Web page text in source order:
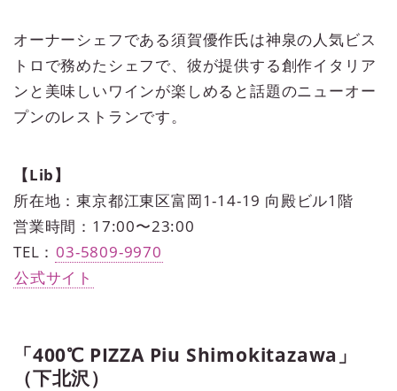
オーナーシェフである須賀優作氏は神泉の人気ビス
トロで務めたシェフで、彼が提供する創作イタリア
ンと美味しいワインが楽しめると話題のニューオー
プンのレストランです。
【Lib】
所在地：東京都江東区富岡1-14-19 向殿ビル1階
営業時間：17:00〜23:00
TEL： 03-5809-9970
公式サイト
「400℃ PIZZA Piu Shimokitazawa」
（下北沢）